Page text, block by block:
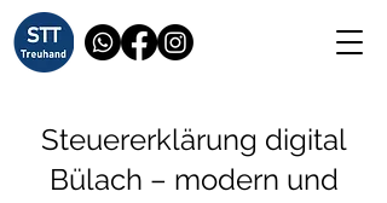
Steuererklärung digital
Bülach – modern und